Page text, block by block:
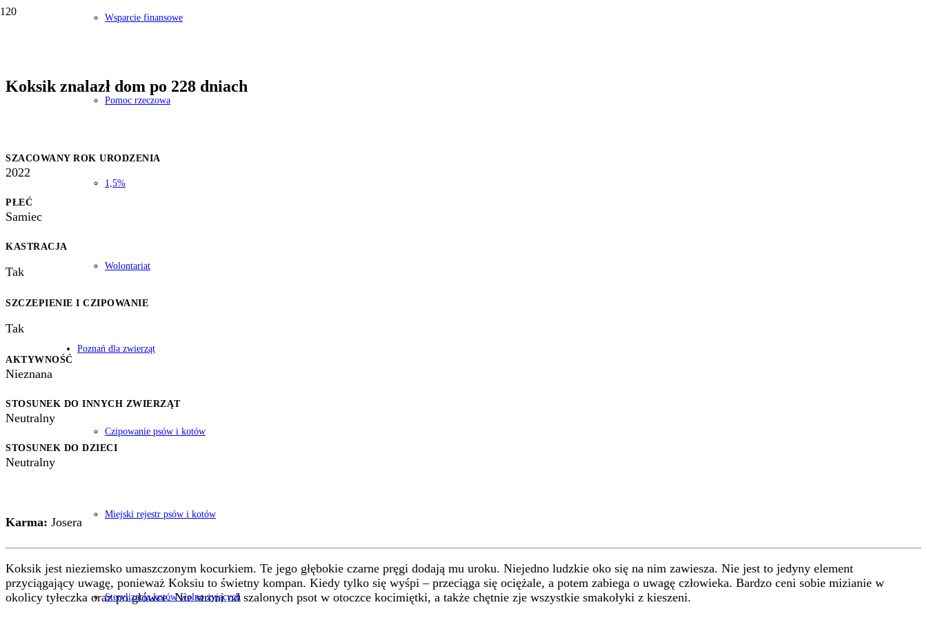
Wsparcie finansowe
Pomoc rzeczowa
1,5%
Wolontariat
Poznań dla zwierząt
Czipowanie psów i kotów
Miejski rejestr psów i kotów
Sterylizacja kotów wolno żyjących
Koksik znalazł dom po 228 dniach
SZACOWANY ROK URODZENIA
2022
PŁEĆ
Samiec
KASTRACJA
Tak
SZCZEPIENIE I CZIPOWANIE
Tak
AKTYWNOŚĆ
Nieznana
STOSUNEK DO INNYCH ZWIERZĄT
Neutralny
STOSUNEK DO DZIECI
Neutralny
Karma: Josera
Koksik jest nieziemsko umaszczonym kocurkiem. Te jego głębokie czarne pręgi dodają mu uroku. Niejedno ludzkie oko się na nim zawiesza. Nie jest to jedyny element
przyciągający uwagę, ponieważ Koksiu to świetny kompan. Kiedy tylko się wyśpi – przeciąga się ociężale, a potem zabiega o uwagę człowieka. Bardzo ceni sobie mizianie w
okolicy tyłeczka oraz po główce. Nie stroni od szalonych psot w otoczce kocimiętki, a także chętnie zje wszystkie smakołyki z kieszeni.